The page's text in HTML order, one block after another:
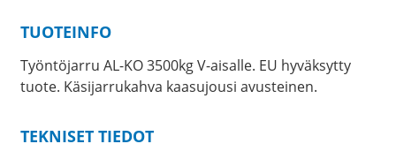
TUOTEINFO
Työntöjarru AL-KO 3500kg V-aisalle. EU hyväksytty
tuote. Käsijarrukahva kaasujousi avusteinen.
TEKNISET TIEDOT